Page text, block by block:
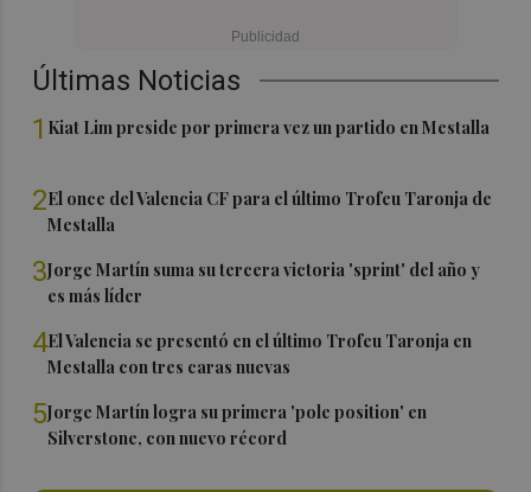
Últimas Noticias
1 Kiat Lim preside por primera vez un partido en Mestalla
2El once del Valencia CF para el último Trofeu Taronja de
Mestalla
3Jorge Martín suma su tercera victoria 'sprint' del año y
es más líder
4El Valencia se presentó en el último Trofeu Taronja en
Mestalla con tres caras nuevas
5Jorge Martín logra su primera 'pole position' en
Silverstone, con nuevo récord